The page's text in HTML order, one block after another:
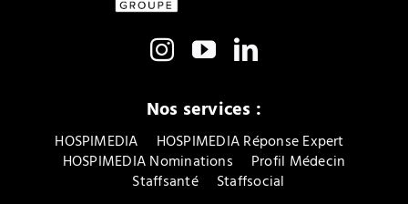
Nos services :
HOSPIMEDIA
HOSPIMEDIA Réponse Expert
HOSPIMEDIA Nominations
Profil Médecin
Staffsanté
Staffsocial